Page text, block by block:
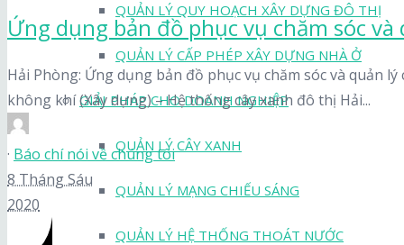
QUẢN LÝ QUY HOẠCH XÂY DỰNG ĐÔ THỊ
QUẢN LÝ CẤP PHÉP XÂY DỰNG NHÀ Ở
GIẢI PHÁP CHO DOANH NGHIỆP
QUẢN LÝ CÂY XANH
QUẢN LÝ MẠNG CHIẾU SÁNG
QUẢN LÝ HỆ THỐNG THOÁT NƯỚC
Ứng dụng bản đồ phục vụ chăm sóc
Hải Phòng: Ứng dụng bản đồ phục vụ chăm sóc và quản
không khí (Xây dựng) – Hệ thống cây xanh đô thị Hải...
· Báo chí nói về chúng tôi
8 Tháng Sáu
2020